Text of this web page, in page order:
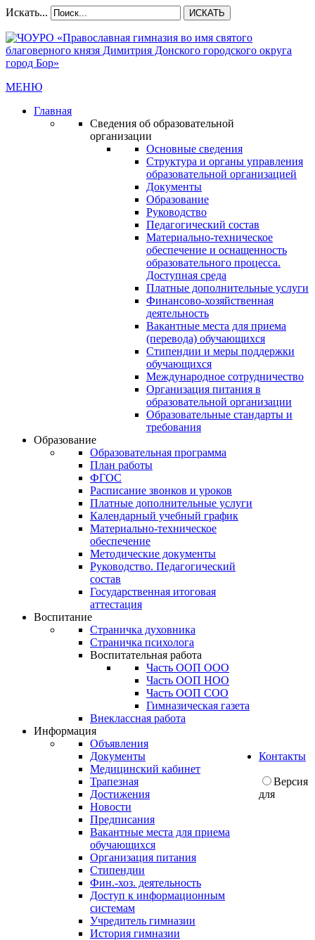
Искать... ИСКАТЬ
МЕНЮ
Главная
Сведения об образовательной
организации
Основные сведения
Структура и органы управления
образовательной организацией
Документы
Образование
Руководство
Педагогический состав
Материально-техническое
обеспечение и оснащенность
образовательного процесса.
Доступная среда
Платные дополнительные услуги
Финансово-хозяйственная
деятельность
Вакантные места для приема
(перевода) обучающихся
Стипендии и меры поддержки
обучающихся
Международное сотрудничество
Организация питания в
образовательной организации
Образовательные стандарты и
требования
Образование
Образовательная программа
План работы
ФГОС
Расписание звонков и уроков
Платные дополнительные услуги
Календарный учебный график
Материально-техническое
обеспечение
Методические документы
Руководство. Педагогический
состав
Государственная итоговая
аттестация
Воспитание
Страничка духовника
Страничка психолога
Воспитательная работа
Часть ООП ООО
Часть ООП НОО
Часть ООП СОО
Гимназическая газета
Внеклассная работа
Информация
Объявления
Документы
Медицинский кабинет
Трапезная
Достижения
Новости
Предписания
Вакантные места для приема
обучающихся
Организация питания
Стипендии
Фин.-хоз. деятельность
Доступ к информационным
системам
Учредитель гимназии
История гимназии
Контакты
Версия
для